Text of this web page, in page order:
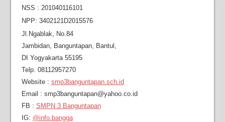
NSS : 201040116101
NPP: 3402121D2015576
Jl.Ngablak, No.84
Jambidan, Banguntapan, Bantul,
DI Yogyakarta 55195
Telp. 08112957270
Website : smp3banguntapan.sch.id
Email : smp3banguntapan@yahoo.co.id
FB : SMPN 3 Banguntapan
IG: @info.bangga